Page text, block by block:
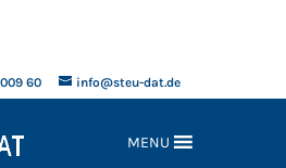
60 info@steu-dat.de
MENU